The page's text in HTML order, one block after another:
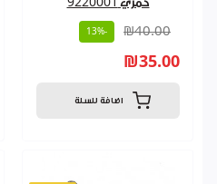
₪40.00
-13%
₪35.00
اضافة للسلة